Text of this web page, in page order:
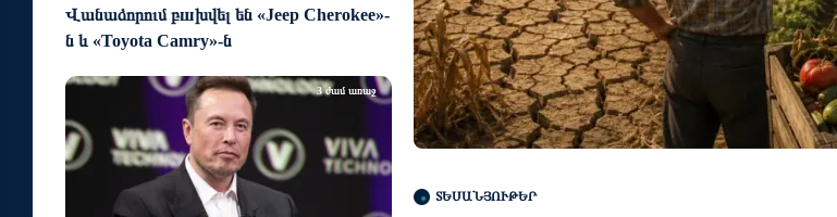
Վանաձորում բшխվել են «Jeep Cherokee»-
ն և «Toyota Camry»-ն
3 ժամ առաջ
ՏԵՍԱՆՅՈՒԹԵՐ